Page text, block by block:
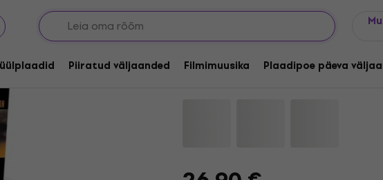
Piiratud väljaanded Filmimuusika Plaadipoe päeva
The Dillinger Escape Plan -
(LP)